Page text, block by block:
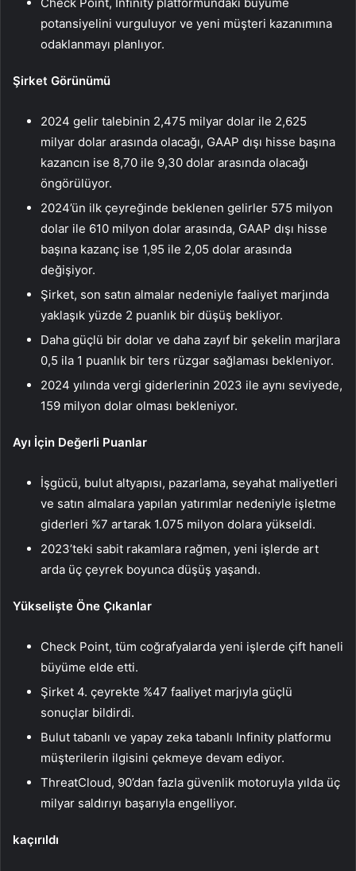
potansiyelini vurguluyor ve yeni müşteri kazanımına
odaklanmayı planlıyor.
Şirket Görünümü
2024 gelir talebinin 2,475 milyar dolar ile 2,625
milyar dolar arasında olacağı, GAAP dışı hisse başına
kazancın ise 8,70 ile 9,30 dolar arasında olacağı
öngörülüyor.
2024’ün ilk çeyreğinde beklenen gelirler 575 milyon
dolar ile 610 milyon dolar arasında, GAAP dışı hisse
başına kazanç ise 1,95 ile 2,05 dolar arasında
değişiyor.
Şirket, son satın almalar nedeniyle faaliyet marjında ​​
yaklaşık yüzde 2 puanlık bir düşüş bekliyor.
Daha güçlü bir dolar ve daha zayıf bir şekelin marjlara
0,5 ila 1 puanlık bir ters rüzgar sağlaması bekleniyor.
2024 yılında vergi giderlerinin 2023 ile aynı seviyede,
159 milyon dolar olması bekleniyor.
Ayı İçin Değerli Puanlar
İşgücü, bulut altyapısı, pazarlama, seyahat maliyetleri
ve satın almalara yapılan yatırımlar nedeniyle işletme
giderleri %7 artarak 1.075 milyon dolara yükseldi.
2023’teki sabit rakamlara rağmen, yeni işlerde art
arda üç çeyrek boyunca düşüş yaşandı.
Yükselişte Öne Çıkanlar
Check Point, tüm coğrafyalarda yeni işlerde çift haneli
büyüme elde etti.
Şirket 4. çeyrekte %47 faaliyet marjıyla güçlü
sonuçlar bildirdi.
Bulut tabanlı ve yapay zeka tabanlı Infinity platformu
müşterilerin ilgisini çekmeye devam ediyor.
ThreatCloud, 90’dan fazla güvenlik motoruyla yılda üç
milyar saldırıyı başarıyla engelliyor.
kaçırıldı